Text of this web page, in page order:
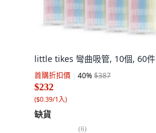
little tikes 彎曲吸管, 10個, 60件
首購折扣價 40%$387
$232
($0.39/1入)
缺貨
(6)